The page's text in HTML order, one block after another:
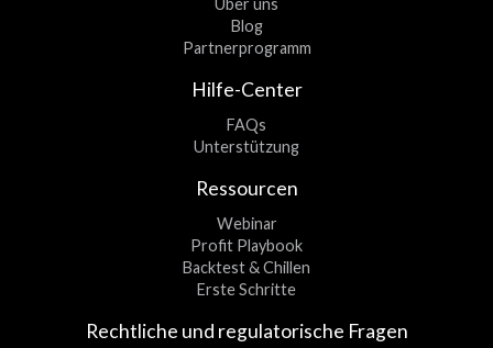
Über uns
Blog
Partnerprogramm
Hilfe-Center
FAQs
Unterstützung
Ressourcen
Webinar
Profit Playbook
Backtest & Chillen
Erste Schritte
Rechtliche und regulatorische Fragen